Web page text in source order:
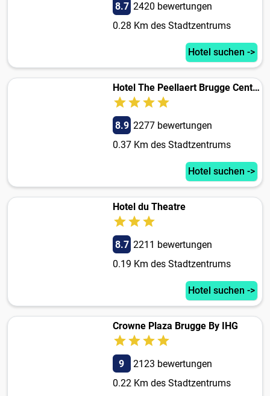
8.7 2420 bewertungen
0.28 Km des Stadtzentrums
Hotel suchen ->
Hotel The Peellaert Brugge Centrum - Adults only
8.9 2277 bewertungen
0.37 Km des Stadtzentrums
Hotel suchen ->
Hotel du Theatre
8.7 2211 bewertungen
0.19 Km des Stadtzentrums
Hotel suchen ->
Crowne Plaza Brugge By IHG
9
2123 bewertungen
0.22 Km des Stadtzentrums